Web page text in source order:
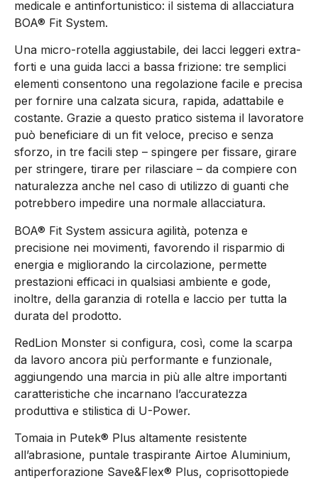
medicale e antinfortunistico: il sistema di allacciatura
BOA® Fit System.
Una micro-rotella aggiustabile, dei lacci leggeri extra-
forti e una guida lacci a bassa frizione: tre semplici
elementi consentono una regolazione facile e precisa
per fornire una calzata sicura, rapida, adattabile e
costante. Grazie a questo pratico sistema il lavoratore
può beneficiare di un fit veloce, preciso e senza
sforzo, in tre facili step – spingere per fissare, girare
per stringere, tirare per rilasciare – da compiere con
naturalezza anche nel caso di utilizzo di guanti che
potrebbero impedire una normale allacciatura.
BOA® Fit System assicura agilità, potenza e
precisione nei movimenti, favorendo il risparmio di
energia e migliorando la circolazione, permette
prestazioni efficaci in qualsiasi ambiente e gode,
inoltre, della garanzia di rotella e laccio per tutta la
durata del prodotto.
RedLion Monster si configura, così, come la scarpa
da lavoro ancora più performante e funzionale,
aggiungendo una marcia in più alle altre importanti
caratteristiche che incarnano l’accuratezza
produttiva e stilistica di U-Power.
Tomaia in Putek® Plus altamente resistente
all’abrasione, puntale traspirante Airtoe Aluminium,
antiperforazione Save&Flex® Plus, coprisottopiede